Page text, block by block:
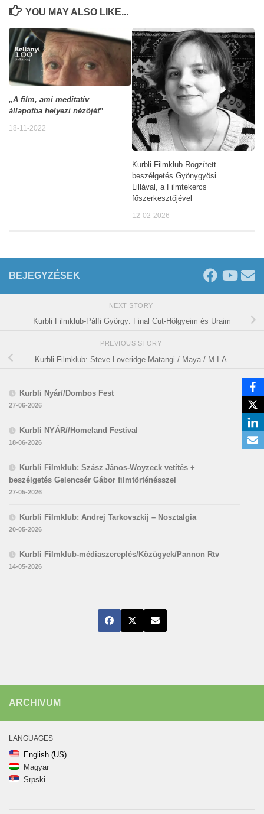
YOU MAY ALSO LIKE...
„A film, ami meditatív
állapotba helyezi nézőjét”
18-11-2022
Kurbli Filmklub-Rögzített
beszélgetés Gyönygyösi
Lillával, a Filmtekercs
főszerkesztőjével
12-02-2026
BEJEGYZÉSEK
NEXT STORY
Kurbli Filmklub-Pálfi György: Final Cut-Hölgyeim és Uraim
PREVIOUS STORY
Kurbli Filmklub: Steve Loveridge-Matangi / Maya / M.I.A.
Kurbli Nyár//Dombos Fest
27-06-2026
Kurbli NYÁR//Homeland Festival
18-06-2026
Kurbli Filmklub: Szász János-Woyzeck vetítés +
beszélgetés Gelencsér Gábor filmtörténésszel
27-05-2026
Kurbli Filmklub: Andrej Tarkovszkij – Nosztalgia
20-05-2026
Kurbli Filmklub-médiaszereplés/Közügyek/Pannon Rtv
14-05-2026
ARCHIVUM
LANGUAGES
English (US)
Magyar
Srpski